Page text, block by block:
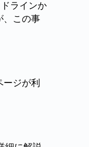
ラインか
、この事
ジが利